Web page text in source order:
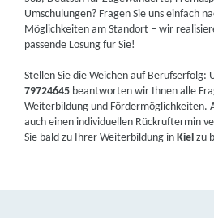
Umschulungen? Fragen Sie uns einfach
Möglichkeiten am Standort – wir
passende Lösung für Sie!
Stellen Sie die Weichen auf
79724645 beantworten wir Ihnen alle
Weiterbildung und Fördermöglichkeiten.
auch einen individuellen Rückruftermin
Sie bald zu Ihrer Weiterbildung inKiel zu